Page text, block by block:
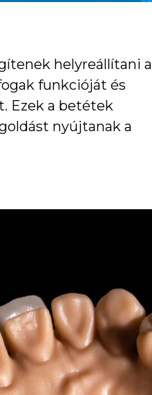
helyreállítani a
funkcióját és
Ezek a betétek
nyújtanak a